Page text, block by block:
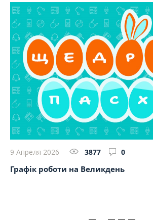
9 Апреля 2026 3877 0
Графік роботи на Великдень